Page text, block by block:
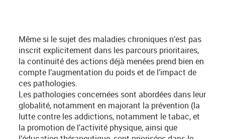
Même si le sujet des maladies chroniques n’est pas
inscrit explicitement dans les parcours prioritaires,
la continuité des actions déjà menées prend bien en
compte l’augmentation du poids et de l’impact de
ces pathologies.
Les pathologies concernées sont abordées dans leur
globalité, notamment en majorant la prévention (la
lutte contre les addictions, notamment le tabac, et
la promotion de l’activité physique, ainsi que